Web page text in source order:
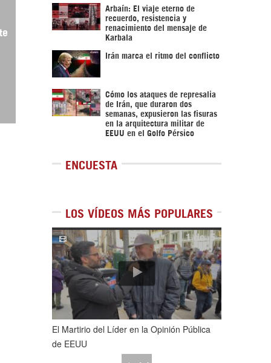
Arbaín: El viaje eterno de
recuerdo, resistencia y
renacimiento del mensaje de
Karbala
Irán marca el ritmo del conflicto
Cómo los ataques de represalia
de Irán, que duraron dos
semanas, expusieron las fisuras
en la arquitectura militar de
EEUU en el Golfo Pérsico
ENCUESTA
LOS VÍDEOS MÁS POPULARES
1de5
El Martirio del Líder en la Opinión Pública
de EEUU